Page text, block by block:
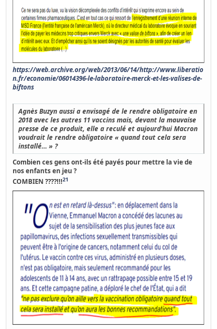
https://web.archive.org/web/2013/06/14/http://www.liberatio
n.fr/economie/06014396-le-laboratoire-merck-et-les-valises-de-
biftons
Agnès Buzyn aussi a envisagé de le rendre obligatoire en
2018 avec les autres 11 vaccins mais, devant la mauvaise
presse de ce produit, elle a reculé et aujourd’hui Macron
voudrait le rendre obligatoire « quand tout cela sera
installé… » ?
Combien ces gens ont-ils été payés pour mettre la vie de
nos enfants en jeu ?
COMBIEN ????!!!21